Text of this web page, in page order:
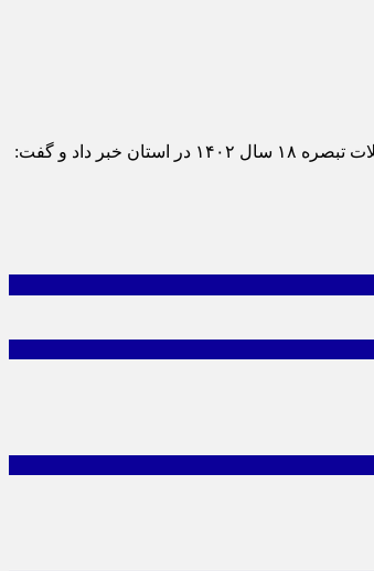
به گزارشپایگاه خبری تحلیلی خراسان تایم، مدیر امور سرمایه گذاری سازمان جهاد کشاورزی استان در گفت‌و‌گو با خبرنگار صدا و سیما از آغاز پرداخت تسهیلات تبصره ۱۸ سال ۱۴۰۲ در استان خبر داد و گفت: